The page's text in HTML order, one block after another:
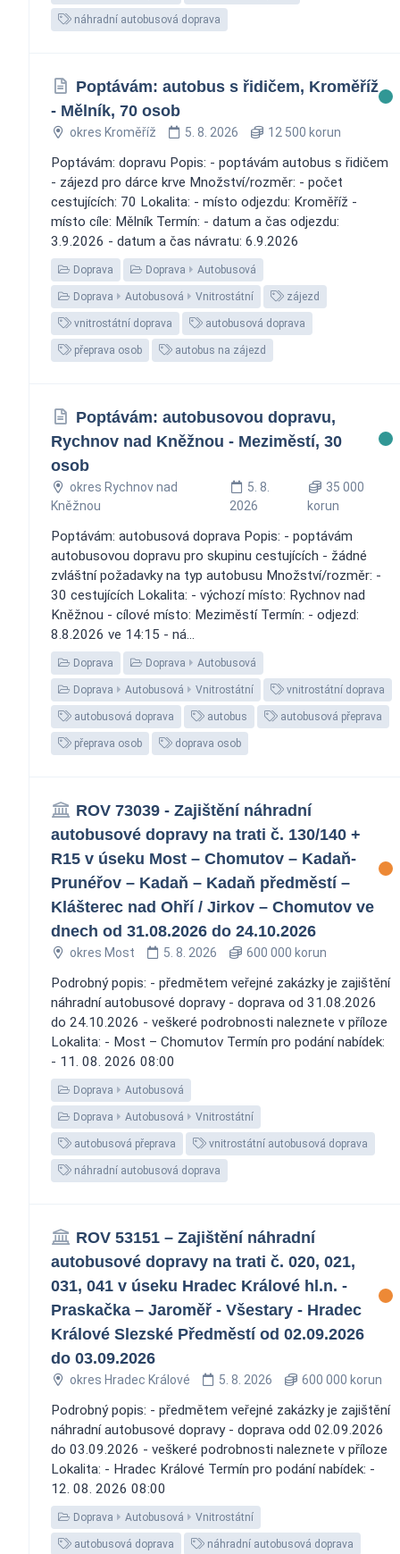
náhradní autobusová doprava
Poptávám: autobus s řidičem, Kroměříž
- Mělník, 70 osob
okres Kroměříž 5. 8. 2026 12 500 korun
Poptávám: dopravu Popis: - poptávám autobus s řidičem
- zájezd pro dárce krve Množství/rozměr: - počet
cestujících: 70 Lokalita: - místo odjezdu: Kroměříž -
místo cíle: Mělník Termín: - datum a čas odjezdu:
3.9.2026 - datum a čas návratu: 6.9.2026
Doprava Doprava Autobusová
Doprava Autobusová Vnitrostátní zájezd
vnitrostátní doprava autobusová doprava
přeprava osob autobus na zájezd
Poptávám: autobusovou dopravu,
Rychnov nad Kněžnou - Meziměstí, 30
osob
okres Rychnov nad
Kněžnou
5. 8.
2026
35 000
korun
Poptávám: autobusová doprava Popis: - poptávám
autobusovou dopravu pro skupinu cestujících - žádné
zvláštní požadavky na typ autobusu Množství/rozměr: -
30 cestujících Lokalita: - výchozí místo: Rychnov nad
Kněžnou - cílové místo: Meziměstí Termín: - odjezd:
8.8.2026 ve 14:15 - ná...
Doprava Doprava Autobusová
Doprava Autobusová Vnitrostátní vnitrostátní doprava
autobusová doprava autobus autobusová přeprava
přeprava osob doprava osob
ROV 73039 - Zajištění náhradní
autobusové dopravy na trati č. 130/140 +
R15 v úseku Most – Chomutov – Kadaň-
Prunéřov – Kadaň – Kadaň předměstí –
Klášterec nad Ohří / Jirkov – Chomutov ve
dnech od 31.08.2026 do 24.10.2026
okres Most 5. 8. 2026 600 000 korun
Podrobný popis: - předmětem veřejné zakázky je zajištění
náhradní autobusové dopravy - doprava od 31.08.2026
do 24.10.2026 - veškeré podrobnosti naleznete v příloze
Lokalita: - Most – Chomutov Termín pro podání nabídek:
- 11. 08. 2026 08:00
Doprava Autobusová
Doprava Autobusová Vnitrostátní
autobusová přeprava vnitrostátní autobusová doprava
náhradní autobusová doprava
ROV 53151 – Zajištění náhradní
autobusové dopravy na trati č. 020, 021,
031, 041 v úseku Hradec Králové hl.n. -
Praskačka – Jaroměř - Všestary - Hradec
Králové Slezské Předměstí od 02.09.2026
do 03.09.2026
okres Hradec Králové 5. 8. 2026 600 000 korun
Podrobný popis: - předmětem veřejné zakázky je zajištění
náhradní autobusové dopravy - doprava odd 02.09.2026
do 03.09.2026 - veškeré podrobnosti naleznete v příloze
Lokalita: - Hradec Králové Termín pro podání nabídek: -
12. 08. 2026 08:00
Doprava Autobusová Vnitrostátní
autobusová doprava náhradní autobusová doprava